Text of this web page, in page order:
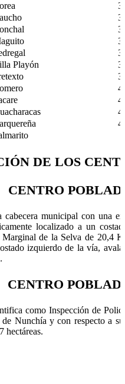
Playón
DE LOS
CENTRO
municipal con una
localizado a un
de la Selva de 20,4
izquierdo de la vía,
CENTRO
como Inspección de
Nunchía y con respecto a
hectáreas.​